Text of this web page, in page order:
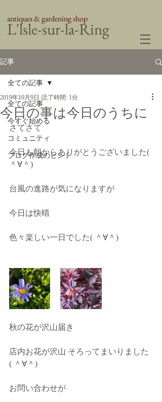
​L'lsle-sur-la-Ring
antiques & gardening shop
記事
全ての記事
今すぐ始める
コミュニティ
ブログ作成のヒント
全ての記事
今日の事は今日のうちに
2019年10月9日 読了時間: 1分
さてさて
今日も朝からありがとうございました(
＾∀＾)
台風の進路が気になりますが
今日は快晴
色々楽しい一日でした( ＾∀＾)
秋の花が沢山届き
店内お花が沢山 そろってまいりました
( ＾∀＾)
お問い合わせが